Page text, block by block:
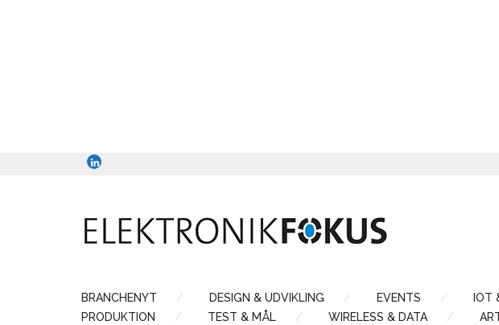
BRANCHENYT DESIGN & UDVIKLING EVENTS IOT
PRODUKTION
TEST & MÅL WIRELESS & DATA